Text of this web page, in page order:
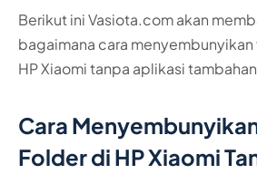
Berikut ini Vasiota.com akan
bagaimana cara
HP Xiaomi tanpa aplikasi
Cara
Folder di HP Xiaomi